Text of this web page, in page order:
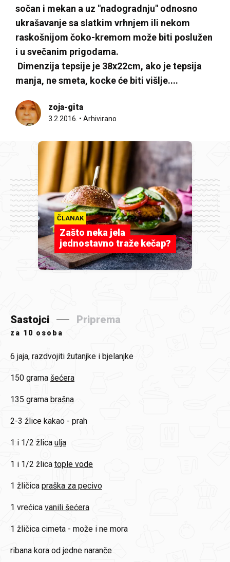
sočan i mekan a uz "nadogradnju" odnosno
ukrašavanje sa slatkim vrhnjem ili nekom
raskošnijom čoko-kremom može biti poslužen
i u svečanim prigodama.
Dimenzija tepsije je 38x22cm, ako je tepsija
manja, ne smeta, kocke će biti višlje....
zoja-gita
3.2.2016. • Arhivirano
ČLANAK
Zašto neka jela
jednostavno traže kečap?
Sastojci Priprema
za 10 osoba
6 jaja, razdvojiti žutanjke i bjelanjke
150 grama šećera
135 grama brašna
2-3 žlice kakao - prah
1 i 1/2 žlica ulja
1 i 1/2 žlica tople vode
1 žličica praška za pecivo
1 vrećica vanili šećera
1 žličica cimeta - može i ne mora
ribana kora od jedne naranče